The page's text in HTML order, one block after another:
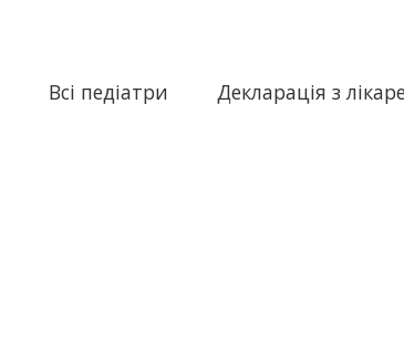
Всі педіатри Декларація з